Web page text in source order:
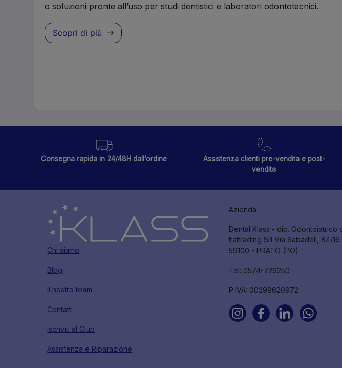
o soluzioni pronte all’uso per studi dentistici e laboratori odontotecnici.
Scopri di più
Consegna rapida in 24/48H dall’ordine
Assistenza clienti pre-vendita e post-
vendita
Chi siamo
Blog
Il nostro team
Contatti
Iscriviti al Club
Assistenza e Riparazione
Azienda
Dental Klass - dip. Odontoiatrico
Italtrading Srl Via Sabadell, 84/16
59100 - PRATO (PO)
Tel: 0574-729250
P.IVA: 00298620972